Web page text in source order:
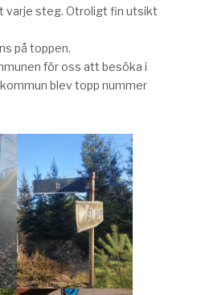
varje steg. Otroligt fin utsikt
på toppen.
för oss att besöka i
blev topp nummer